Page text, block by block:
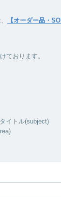
【オーダー品・
ております。
イトル(subject)